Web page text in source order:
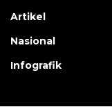
Artikel
Nasional
Infografik